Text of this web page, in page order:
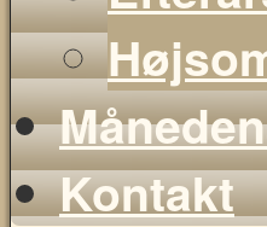
Kontakt